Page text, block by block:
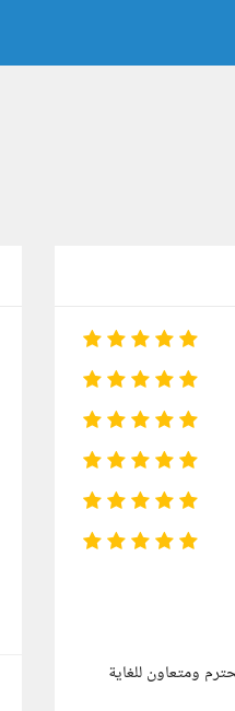
ومتعاون للغاية